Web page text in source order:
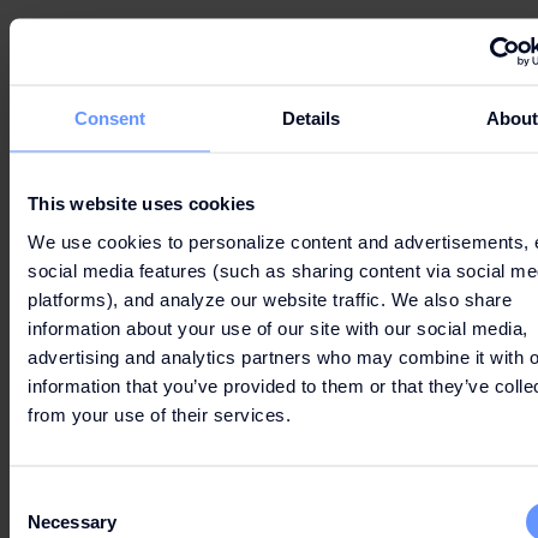
Consent Details About
This website uses cookies
We use cookies to personalize content and advertisements,
social media features (such as sharing content via social
platforms), and analyze our website traffic. We also share
information about your use of our site with our social media,
advertising and analytics partners who may combine it with
information that you’ve provided to them or that they’ve
from your use of their services.
Selection
Necessary
A QUIÉN VA DIRIGIDA